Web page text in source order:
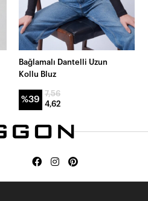
Bağlamalı Dantelli Uzun
Kollu Bluz
%39
7,56
4,62